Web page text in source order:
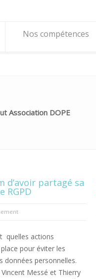
Nos compétences
Association DOPE
d’avoir partagé sa
RGPD
quelles actions
pour éviter les
données personnelles.
Messé et Thierry